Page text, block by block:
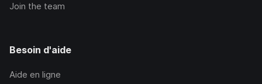
Join the team
Besoin d'aide
Aide en ligne